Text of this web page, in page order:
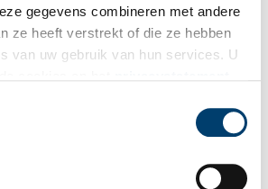
gegevens combineren met andere
ze heeft verstrekt of die ze hebben
van uw gebruik van hun services. U